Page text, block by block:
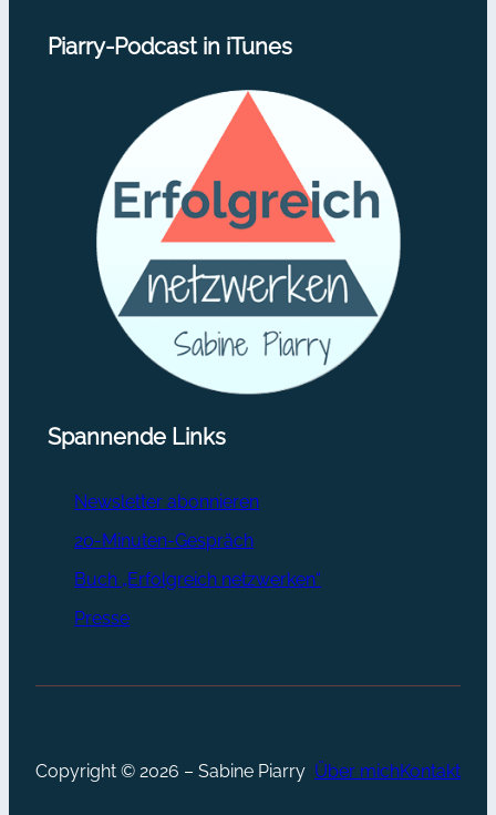
Piarry-Podcast in iTunes
Spannende Links
Newsletter abonnieren
20-Minuten-Gespräch
Buch „Erfolgreich netzwerken“
Presse
Copyright © 2026 – Sabine Piarry Über michKontakt